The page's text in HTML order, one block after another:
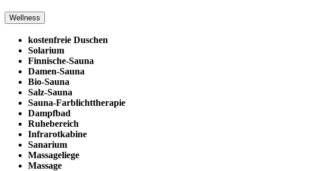
Wellness
kostenfreie Duschen
Solarium
Finnische-Sauna
Damen-Sauna
Bio-Sauna
Salz-Sauna
Sauna-Farblichttherapie
Dampfbad
Ruhebereich
Infrarotkabine
Sanarium
Massageliege
Massage